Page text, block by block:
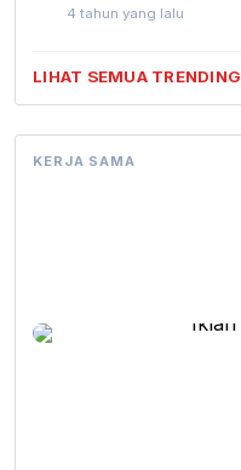
4 tahun yang lalu
LIHAT SEMUA TRENDING
KERJA SAMA